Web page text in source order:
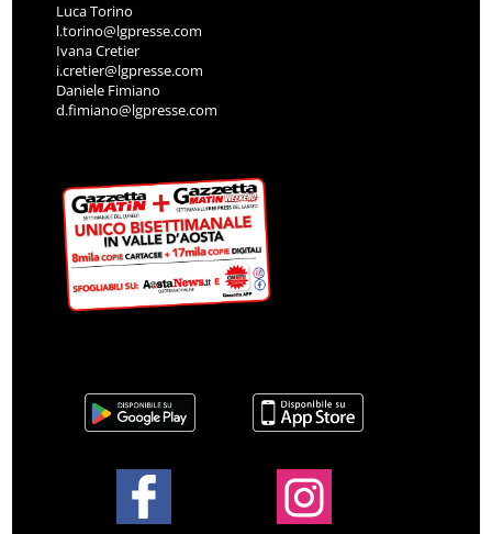
Luca Torino
l.torino@lgpresse.com
Ivana Cretier
i.cretier@lgpresse.com
Daniele Fimiano
d.fimiano@lgpresse.com